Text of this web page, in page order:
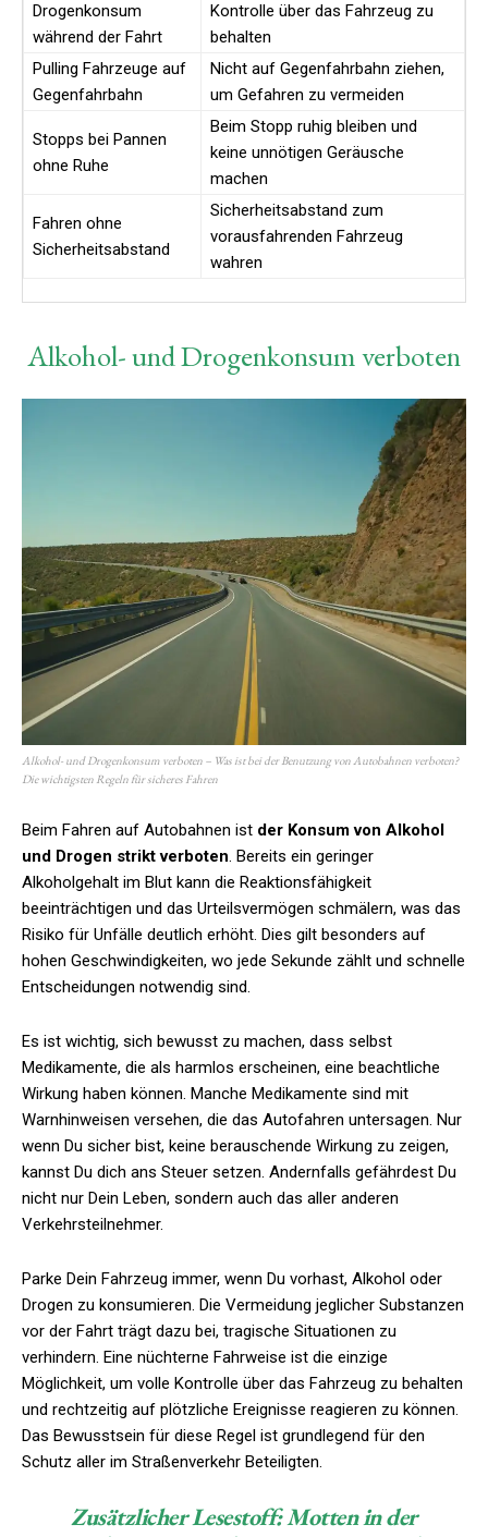
Drogenkonsum
während der Fahrt
Kontrolle über das Fahrzeug zu
behalten
Pulling Fahrzeuge auf
Gegenfahrbahn
Nicht auf Gegenfahrbahn ziehen,
um Gefahren zu vermeiden
Stopps bei Pannen
ohne Ruhe
Beim Stopp ruhig bleiben und
keine unnötigen Geräusche
machen
Fahren ohne
Sicherheitsabstand
Sicherheitsabstand zum
vorausfahrenden Fahrzeug
wahren
Alkohol- und Drogenkonsum verboten
Alkohol- und Drogenkonsum verboten – Was ist bei der Benutzung von Autobahnen verboten?
Die wichtigsten Regeln für sicheres Fahren
Beim Fahren auf Autobahnen ist der Konsum von Alkohol
und Drogen strikt verboten . Bereits ein geringer
Alkoholgehalt im Blut kann die Reaktionsfähigkeit
beeinträchtigen und das Urteilsvermögen schmälern, was das
Risiko für Unfälle deutlich erhöht. Dies gilt besonders auf
hohen Geschwindigkeiten, wo jede Sekunde zählt und schnelle
Entscheidungen notwendig sind.
Es ist wichtig, sich bewusst zu machen, dass selbst
Medikamente, die als harmlos erscheinen, eine beachtliche
Wirkung haben können. Manche Medikamente sind mit
Warnhinweisen versehen, die das Autofahren untersagen. Nur
wenn Du sicher bist, keine berauschende Wirkung zu zeigen,
kannst Du dich ans Steuer setzen. Andernfalls gefährdest Du
nicht nur Dein Leben, sondern auch das aller anderen
Verkehrsteilnehmer.
Parke Dein Fahrzeug immer, wenn Du vorhast, Alkohol oder
Drogen zu konsumieren. Die Vermeidung jeglicher Substanzen
vor der Fahrt trägt dazu bei, tragische Situationen zu
verhindern. Eine nüchterne Fahrweise ist die einzige
Möglichkeit, um volle Kontrolle über das Fahrzeug zu behalten
und rechtzeitig auf plötzliche Ereignisse reagieren zu können.
Das Bewusstsein für diese Regel ist grundlegend für den
Schutz aller im Straßenverkehr Beteiligten.
Zusätzlicher Lesestoff:Motten in der